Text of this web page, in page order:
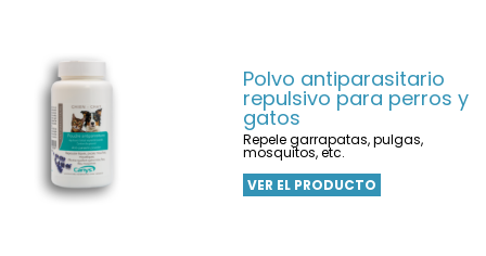
Polvo antiparasitario
repulsivo para perros y
gatos
Repele garrapatas, pulgas,
mosquitos, etc.
VER EL PRODUCTO